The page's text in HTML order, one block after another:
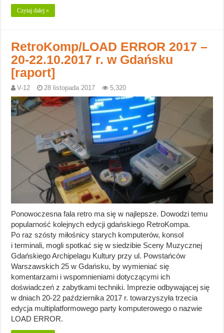
Czytaj dalej »
RetroKomp/LOAD ERROR 2017 –
20-22.10.2017 r. w Gdańsku
[raport]
V-12 28 listopada 2017 5,320
Ponowoczesna fala retro ma się w najlepsze. Dowodzi temu
popularność kolejnych edycji gdańskiego RetroKompa.
Po raz szósty miłośnicy starych komputerów, konsol
i terminali, mogli spotkać się w siedzibie Sceny Muzycznej
Gdańskiego Archipelagu Kultury przy ul. Powstańców
Warszawskich 25 w Gdańsku, by wymieniać się
komentarzami i wspomnieniami dotyczącymi ich
doświadczeń z zabytkami techniki. Imprezie odbywającej się
w dniach 20-22 października 2017 r. towarzyszyła trzecia
edycja multiplatformowego party komputerowego o nazwie
LOAD ERROR.